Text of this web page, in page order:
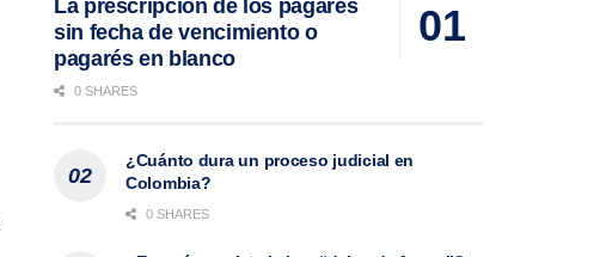
La prescripción de los pagarés
sin fecha de vencimiento o
pagarés en blanco
0 SHARES
¿Cuánto dura un proceso judicial en
Colombia?
0 SHARES